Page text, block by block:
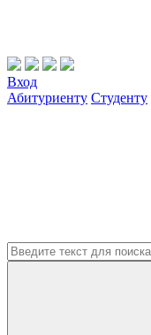
Вход
Абитуриенту Студенту